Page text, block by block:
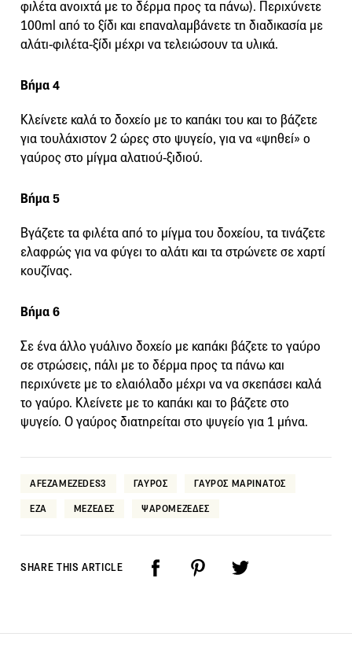
φιλέτα ανοιχτά με το δέρμα προς τα πάνω). Περιχύνετε
100ml από το ξίδι και επαναλαμβάνετε τη διαδικασία με
αλάτι-φιλέτα-ξίδι μέχρι να τελειώσουν τα υλικά.
Βήμα 4
Κλείνετε καλά το δοχείο με το καπάκι του και το βάζετε
για τουλάχιστον 2 ώρες στο ψυγείο, για να «ψηθεί» ο
γαύρος στο μίγμα αλατιού-ξιδιού.
Βήμα 5
Βγάζετε τα φιλέτα από το μίγμα του δοχείου, τα τινάζετε
ελαφρώς για να φύγει το αλάτι και τα στρώνετε σε χαρτί
κουζίνας.
Βήμα 6
Σε ένα άλλο γυάλινο δοχείο με καπάκι βάζετε το γαύρο
σε στρώσεις, πάλι με το δέρμα προς τα πάνω και
περιχύνετε με το ελαιόλαδο μέχρι να να σκεπάσει καλά
το γαύρο. Κλείνετε με το καπάκι και το βάζετε στο
ψυγείο. Ο γαύρος διατηρείται στο ψυγείο για 1 μήνα.
AFEZAMEZEDES3 ΓΑΥΡΟΣ ΓΑΥΡΟΣ ΜΑΡΙΝΑΤΟΣ
ΕΖΑ ΜΕΖΕΔΕΣ ΨΑΡΟΜΕΖΕΔΕΣ
SHARE THIS ARTICLE